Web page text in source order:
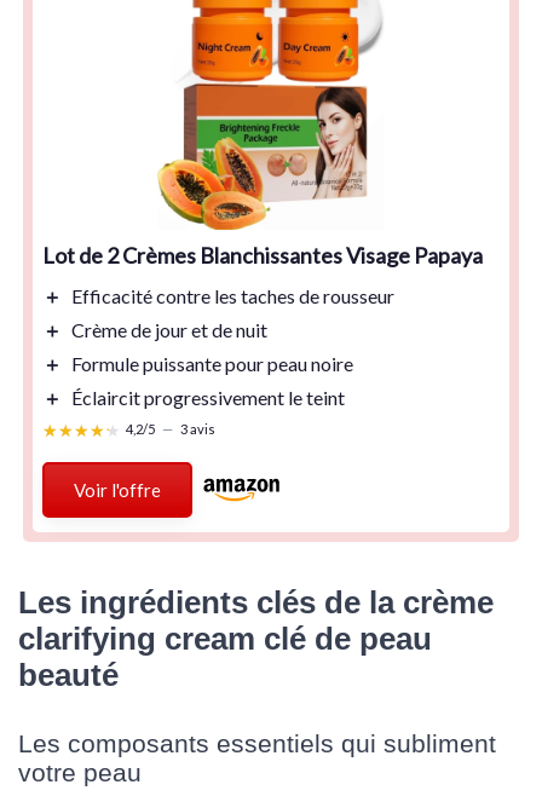
Lot de 2 Crèmes Blanchissantes Visage Papaya
＋ Efficacitécontre les taches de rousseur
＋ Crème de jour et de nuit
＋
Formule puissantepour peau noire
＋
Éclaircitprogressivement le teint
★★★★★
★★★★★ 4,2/5 — 3 avis
Voir l'offre
Les ingrédients clés de la crème
clarifying cream clé de peau
beauté
Les composants essentiels qui subliment
votre peau